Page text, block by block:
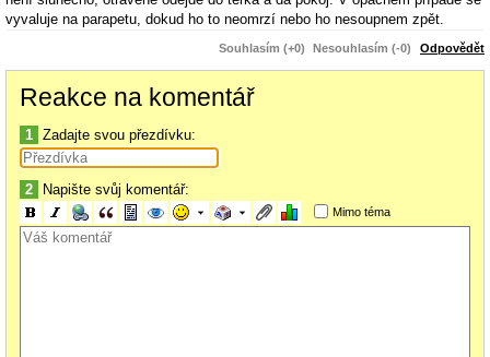
vyvaluje na parapetu, dokud ho to neomrzí nebo ho nesoupnem zpět.
Souhlasím (+0) Nesouhlasím (-0) Odpovědět
Reakce na komentář
1 Zadajte svou přezdívku:
2 Napište svůj komentář:
Mimo téma